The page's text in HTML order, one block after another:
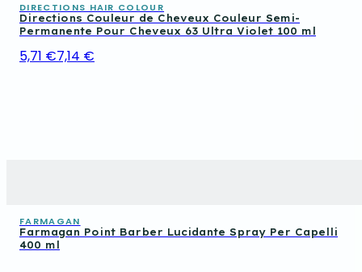
DIRECTIONS HAIR COLOUR
Directions Couleur de Cheveux Couleur Semi-
Permanente Pour Cheveux 63 Ultra Violet 100 ml
5,71 €7,14 €
FARMAGAN
Farmagan Point Barber Lucidante Spray Per Capelli
400 ml